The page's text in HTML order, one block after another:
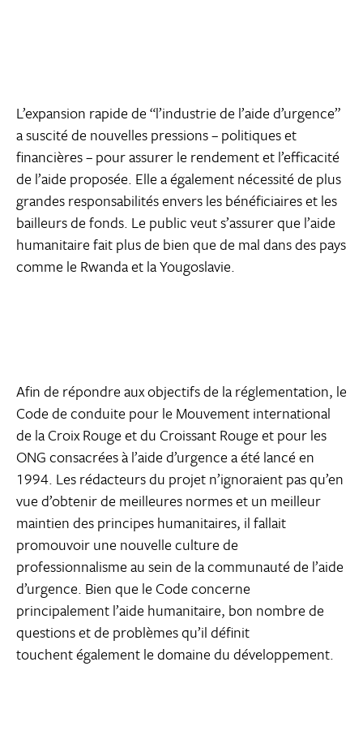
L’expansion rapide de “l’industrie de l’aide d’urgence”
a suscité de nouvelles pressions – politiques et
financières – pour assurer le rendement et l’efficacité
de l’aide proposée. Elle a également nécessité de plus
grandes responsabilités envers les bénéficiaires et les
bailleurs de fonds. Le public veut s’assurer que l’aide
humanitaire fait plus de bien que de mal dans des pays
comme le Rwanda et la Yougoslavie.
Afin de répondre aux objectifs de la réglementation, le
Code de conduite pour le Mouvement international
de la Croix Rouge et du Croissant Rouge et pour les
ONG consacrées à l’aide d’urgence a été lancé en
1994. Les rédacteurs du projet n’ignoraient pas qu’en
vue d’obtenir de meilleures normes et un meilleur
maintien des principes humanitaires, il fallait
promouvoir une nouvelle culture de
professionnalisme au sein de la communauté de l’aide
d’urgence. Bien que le Code concerne
principalement l’aide humanitaire, bon nombre de
questions et de problèmes qu’il définit
touchent également le domaine du développement.